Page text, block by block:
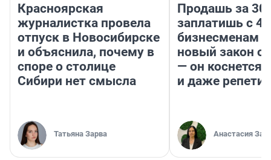
Красноярская
журналистка провела
отпуск в Новосибирске
и объяснила, почему в
споре о столице
Сибири нет смысла
Татьяна Зарва
Продашь за
заплатишь с
бизнесменам
новый закон о
— он коснется
и даже
Анастасия